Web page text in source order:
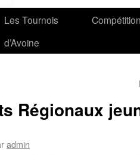
Les Tournois
d’Avoine
Régionaux
admin